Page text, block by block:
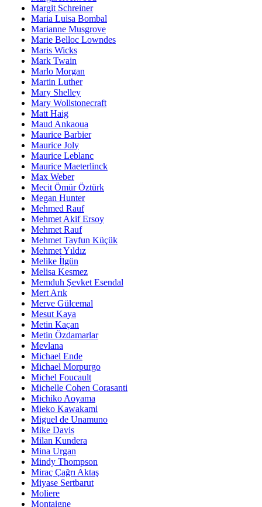
Margit Schreiner
Maria Luisa Bombal
Marianne Musgrove
Marie Belloc Lowndes
Maris Wicks
Mark Twain
Marlo Morgan
Martin Luther
Mary Shelley
Mary Wollstonecraft
Matt Haig
Maud Ankaoua
Maurice Barbier
Maurice Joly
Maurice Leblanc
Maurice Maeterlinck
Max Weber
Mecit Ömür Öztürk
Megan Hunter
Mehmed Rauf
Mehmet Akif Ersoy
Mehmet Rauf
Mehmet Tayfun Küçük
Mehmet Yıldız
Melike İlgün
Melisa Kesmez
Memduh Şevket Esendal
Mert Arık
Merve Gülcemal
Mesut Kaya
Metin Kaçan
Metin Özdamarlar
Mevlana
Michael Ende
Michael Morpurgo
Michel Foucault
Michelle Cohen Corasanti
Michiko Aoyama
Mieko Kawakami
Miguel de Unamuno
Mike Davis
Milan Kundera
Mina Urgan
Mindy Thompson
Miraç Çağrı Aktaş
Miyase Sertbarut
Moliere
Montaigne